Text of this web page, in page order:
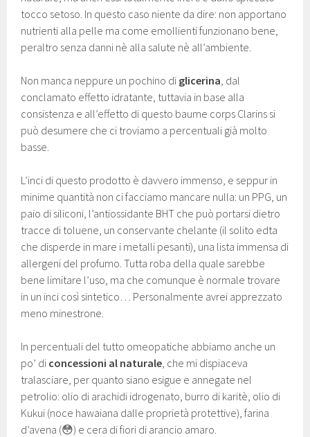
tocco setoso. In questo caso niente da dire: non apportano
nutrienti alla pelle ma come emollienti funzionano bene,
peraltro senza danni nè alla salute nè all’ambiente.
Non manca neppure un pochino di glicerina, dal
conclamato effetto idratante, tuttavia in base alla
consistenza e all’effetto di questo baume corps Clarins si
può desumere che ci troviamo a percentuali già molto
basse.
L’inci di questo prodotto è davvero immenso, e seppur in
minime quantità non ci facciamo mancare nulla: un PPG, un
paio di siliconi, l’antiossidante BHT che può portarsi dietro
tracce di toluene, un conservante chelante (il solito edta
che disperde in mare i metalli pesanti), una lista immensa di
allergeni del profumo. Tutta roba della quale sarebbe
bene limitare l’uso, ma che comunque è normale trovare
in un inci così sintetico… Personalmente avrei apprezzato
meno minestrone.
In percentuali del tutto omeopatiche abbiamo anche un
po’ di concessioni al naturale, che mi dispiaceva
tralasciare, per quanto siano esigue e annegate nel
petrolio: olio di arachidi idrogenato, burro di karitè, olio di
Kukui (noce hawaiana dalle proprietà protettive), farina
d’avena (😳) e cera di fiori di arancio amaro.